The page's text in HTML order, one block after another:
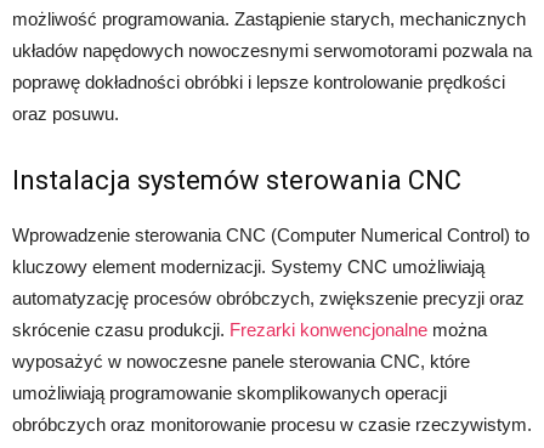
możliwość programowania. Zastąpienie starych, mechanicznych
układów napędowych nowoczesnymi serwomotorami pozwala na
poprawę dokładności obróbki i lepsze kontrolowanie prędkości
oraz posuwu.
Instalacja systemów sterowania CNC
Wprowadzenie sterowania CNC (Computer Numerical Control) to
kluczowy element modernizacji. Systemy CNC umożliwiają
automatyzację procesów obróbczych, zwiększenie precyzji oraz
skrócenie czasu produkcji. Frezarki konwencjonalne można
wyposażyć w nowoczesne panele sterowania CNC, które
umożliwiają programowanie skomplikowanych operacji
obróbczych oraz monitorowanie procesu w czasie rzeczywistym.